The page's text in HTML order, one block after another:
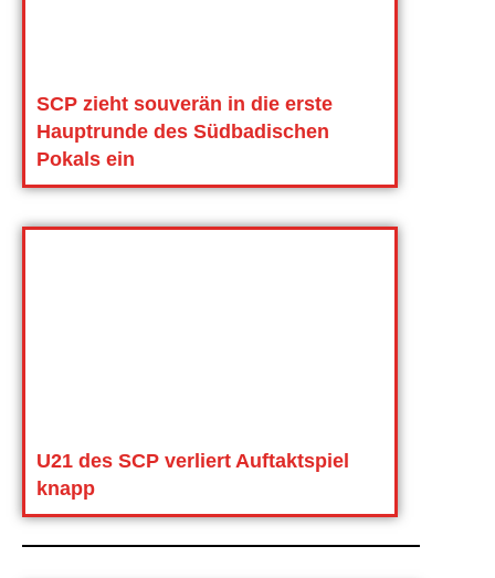
SCP zieht souverän in die erste
Hauptrunde des Südbadischen
Pokals ein
U21 des SCP verliert Auftaktspiel
knapp